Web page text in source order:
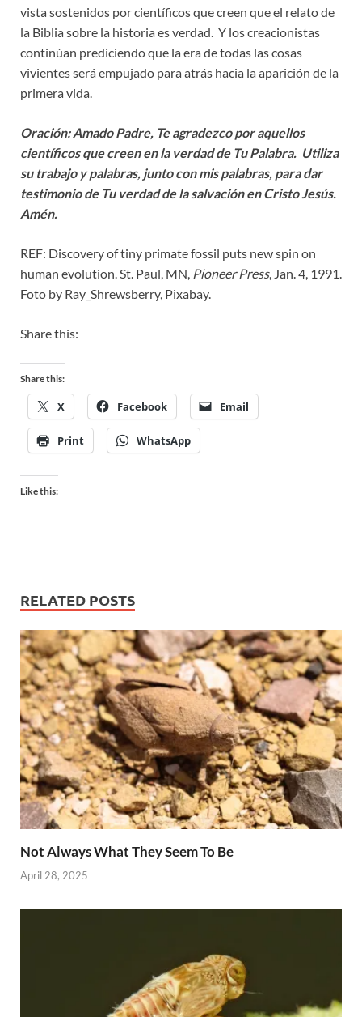
vista sostenidos por científicos que creen que el relato de
la Biblia sobre la historia es verdad. Y los creacionistas
continúan prediciendo que la era de todas las cosas
vivientes será empujado para atrás hacia la aparición de la
primera vida.
Oración: Amado Padre, Te agradezco por aquellos
científicos que creen en la verdad de Tu Palabra. Utiliza
su trabajo y palabras, junto con mis palabras, para dar
testimonio de Tu verdad de la salvación en Cristo Jesús.
Amén.
REF: Discovery of tiny primate fossil puts new spin on
human evolution. St. Paul, MN, Pioneer Press, Jan. 4, 1991.
Foto by Ray_Shrewsberry, Pixabay.
Share this:
Share this:
X Facebook Email
Print WhatsApp
Like this:
RELATED POSTS
Not Always What They Seem To Be
April 28, 2025